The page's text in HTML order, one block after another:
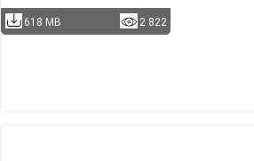
618 MB 2 822